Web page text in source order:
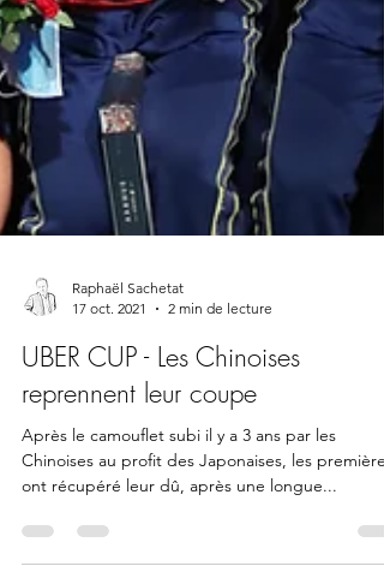
Raphaël Sachetat
17 oct. 2021
2 min de lecture
UBER CUP - Les Chinoises
reprennent leur coupe
Après le camouflet subi il y a 3 ans par les